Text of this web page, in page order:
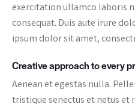
exercitation ullamco laboris
consequat. Duis aute irure
ipsum dolor sit amet,
Creative approach to every
Aenean et egestas nulla.
tristique senectus et netus et